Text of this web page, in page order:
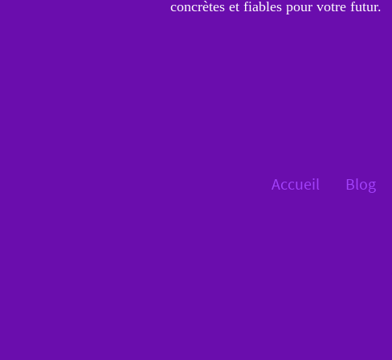
concrètes et fiables pour votre futur.
Accueil Blog